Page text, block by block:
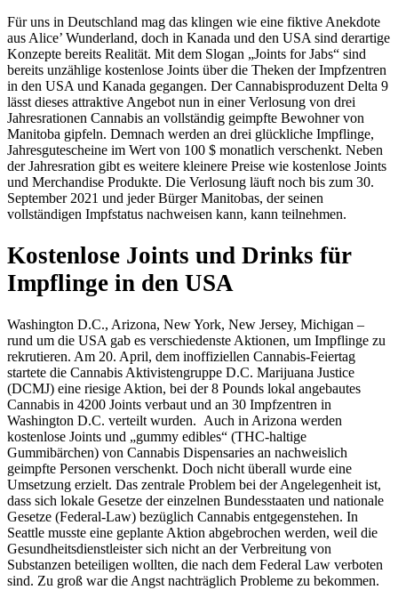
Für uns in Deutschland mag das klingen wie eine fiktive Anekdote
aus Alice’ Wunderland, doch in Kanada und den USA sind derartige
Konzepte bereits Realität. Mit dem Slogan „Joints for Jabs“ sind
bereits unzählige kostenlose Joints über die Theken der Impfzentren
in den USA und Kanada gegangen. Der Cannabisproduzent Delta 9
lässt dieses attraktive Angebot nun in einer Verlosung von drei
Jahresrationen Cannabis an vollständig geimpfte Bewohner von
Manitoba gipfeln. Demnach werden an drei glückliche Impflinge,
Jahresgutescheine im Wert von 100 $ monatlich verschenkt. Neben
der Jahresration gibt es weitere kleinere Preise wie kostenlose Joints
und Merchandise Produkte. Die Verlosung läuft noch bis zum 30.
September 2021 und jeder Bürger Manitobas, der seinen
vollständigen Impfstatus nachweisen kann, kann teilnehmen.
Kostenlose Joints und Drinks für
Impflinge in den USA
Washington D.C., Arizona, New York, New Jersey, Michigan –
rund um die USA gab es verschiedenste Aktionen, um Impflinge zu
rekrutieren. Am 20. April, dem inoffiziellen Cannabis-Feiertag
startete die Cannabis Aktivistengruppe D.C. Marijuana Justice
(DCMJ) eine riesige Aktion, bei der 8 Pounds lokal angebautes
Cannabis in 4200 Joints verbaut und an 30 Impfzentren in
Washington D.C. verteilt wurden. Auch in Arizona werden
kostenlose Joints und „gummy edibles“ (THC-haltige
Gummibärchen) von Cannabis Dispensaries an nachweislich
geimpfte Personen verschenkt. Doch nicht überall wurde eine
Umsetzung erzielt. Das zentrale Problem bei der Angelegenheit ist,
dass sich lokale Gesetze der einzelnen Bundesstaaten und nationale
Gesetze (Federal-Law) bezüglich Cannabis entgegenstehen. In
Seattle musste eine geplante Aktion abgebrochen werden, weil die
Gesundheitsdienstleister sich nicht an der Verbreitung von
Substanzen beteiligen wollten, die nach dem Federal Law verboten
sind. Zu groß war die Angst nachträglich Probleme zu bekommen.